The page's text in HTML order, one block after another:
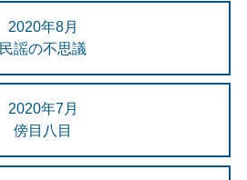
2020年8月
民謡の不思議
2020年7月
傍目八目